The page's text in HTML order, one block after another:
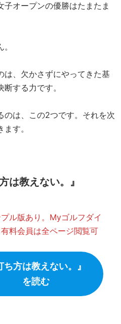
オープンの優勝はたまたま
は、欠かさずにやってきた基
する力です。
のは、この2つです。それを次
す。
は教えない。』
ル版あり。Myゴルフダイ
料会員は全ページ閲覧可
ち方は教えない。』
を読む